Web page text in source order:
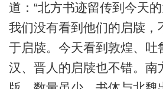
道：“北方书迹留传到今天
我们没有看到他们的启牍，
于启牍。今天看到敦煌、吐
汉、晋人的启牍也不错。南